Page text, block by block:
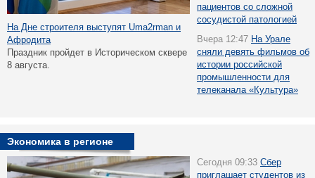
На Дне строителя выступят Uma2rman и
Афродита
Праздник пройдет в Историческом сквере
8 августа.
пациентов со сложной
сосудистой патологией
Вчера 12:47 На Урале
сняли девять фильмов об
истории российской
промышленности для
телеканала «Культура»
Экономика в регионе
Сегодня 09:33 Сбер
приглашает студентов из